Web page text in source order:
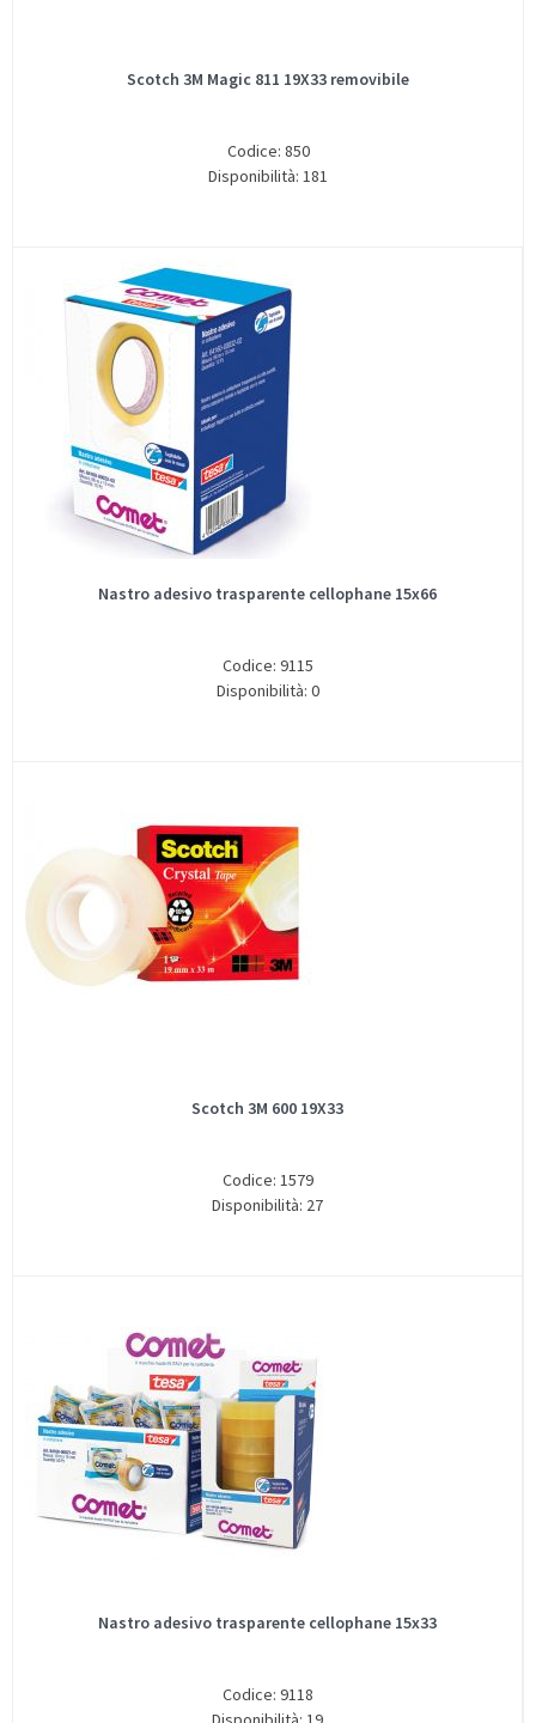
Scotch 3M Magic 811 19X33 removibile
Codice: 850
Disponibilità: 181
Nastro adesivo trasparente cellophane 15x66
Codice: 9115
Disponibilità: 0
Scotch 3M 600 19X33
Codice: 1579
Disponibilità: 27
Nastro adesivo trasparente cellophane 15x33
Codice: 9118